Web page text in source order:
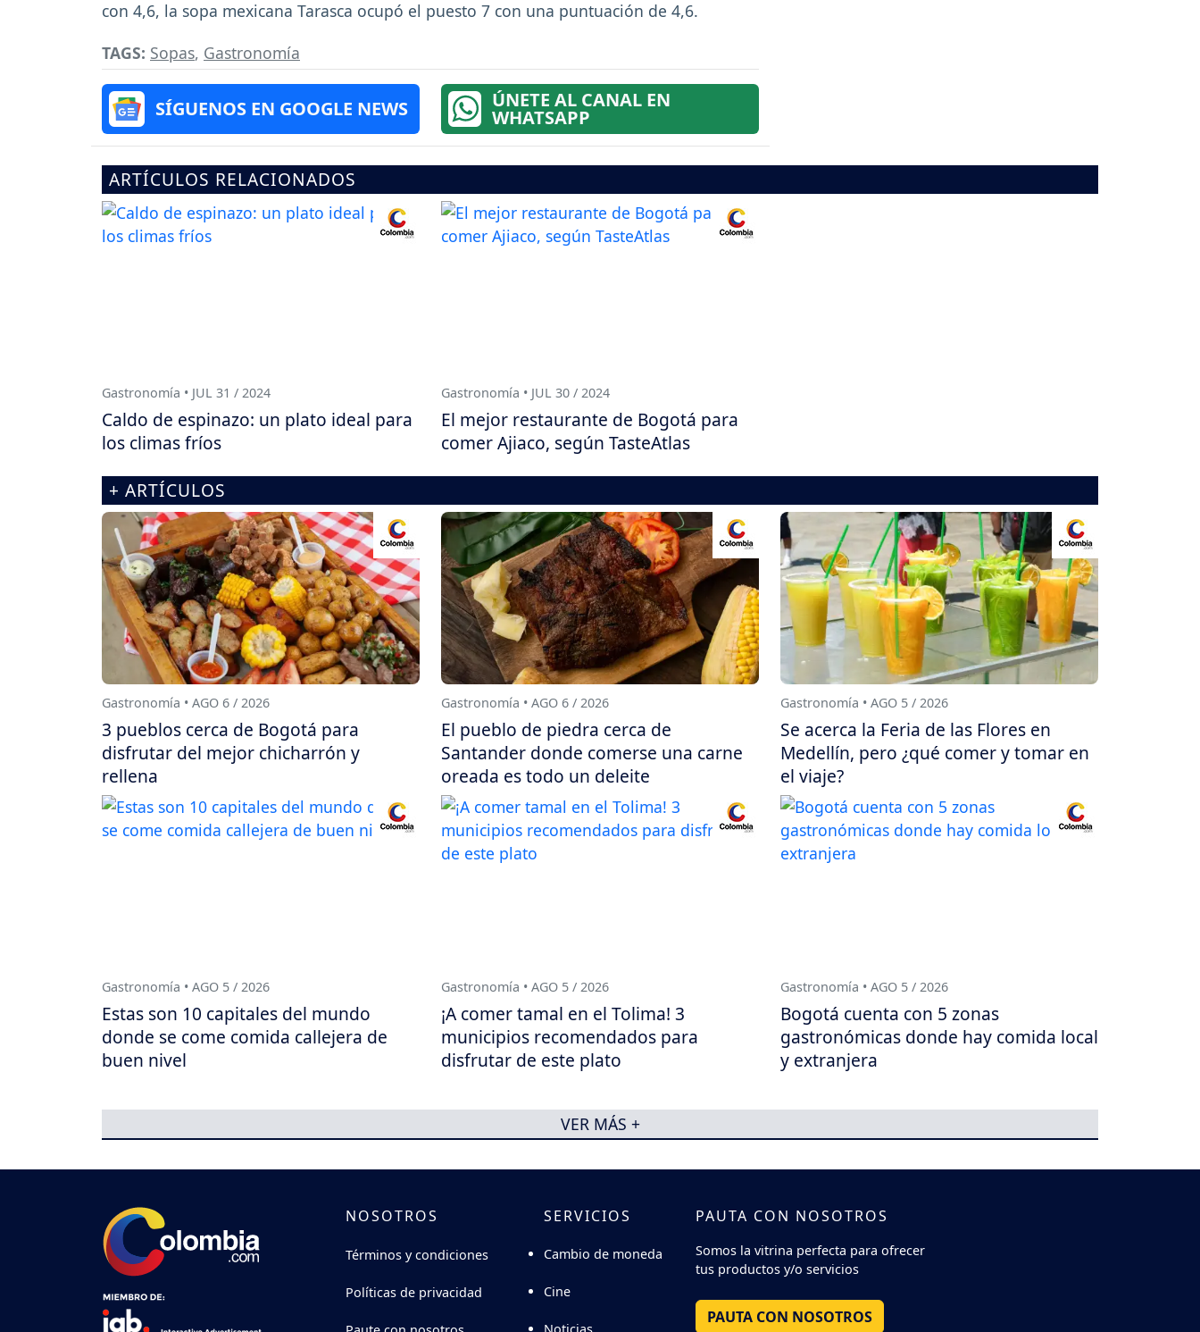
con 4,6, la sopa mexicana Tarasca ocupó el puesto 7 con una puntuación de 4,6.
TAGS: Sopas, Gastronomía
SÍGUENOS EN GOOGLE NEWS ÚNETE AL CANAL EN
WHATSAPP
ARTÍCULOS RELACIONADOS
Gastronomía • JUL 31 / 2024
Caldo de espinazo: un plato ideal para
los climas fríos
Gastronomía • JUL 30 / 2024
El mejor restaurante de Bogotá para
comer Ajiaco, según TasteAtlas
+ ARTÍCULOS
Gastronomía • AGO 6 / 2026
3 pueblos cerca de Bogotá para
disfrutar del mejor chicharrón y
rellena
Gastronomía • AGO 6 / 2026
El pueblo de piedra cerca de
Santander donde comerse una carne
oreada es todo un deleite
Gastronomía • AGO 5 / 2026
Se acerca la Feria de las Flores en
Medellín, pero ¿qué comer y tomar en
el viaje?
Gastronomía • AGO 5 / 2026
Estas son 10 capitales del mundo
donde se come comida callejera de
buen nivel
Gastronomía • AGO 5 / 2026
¡A comer tamal en el Tolima! 3
municipios recomendados para
disfrutar de este plato
Gastronomía • AGO 5 / 2026
Bogotá cuenta con 5 zonas
gastronómicas donde hay comida local
y extranjera
VER MÁS +
NOSOTROS
Términos y condiciones
Políticas de privacidad
SERVICIOS
Cambio de moneda
Cine
PAUTA CON NOSOTROS
Somos la vitrina perfecta para ofrecer
tus productos y/o servicios
PAUTA CON NOSOTROS